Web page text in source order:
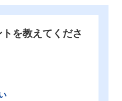
を教えてくださ